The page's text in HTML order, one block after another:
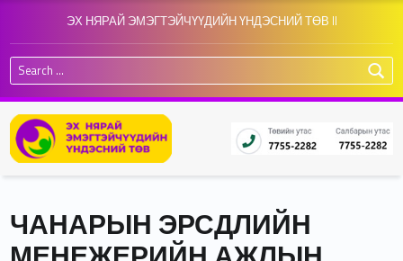
ЭХ НЯРАЙ ЭМЭГТЭЙЧҮҮДИЙН ҮНДЭСНИЙ ТӨВ II
Search for:
ЧАНАРЫН ЭРСДЛИЙН